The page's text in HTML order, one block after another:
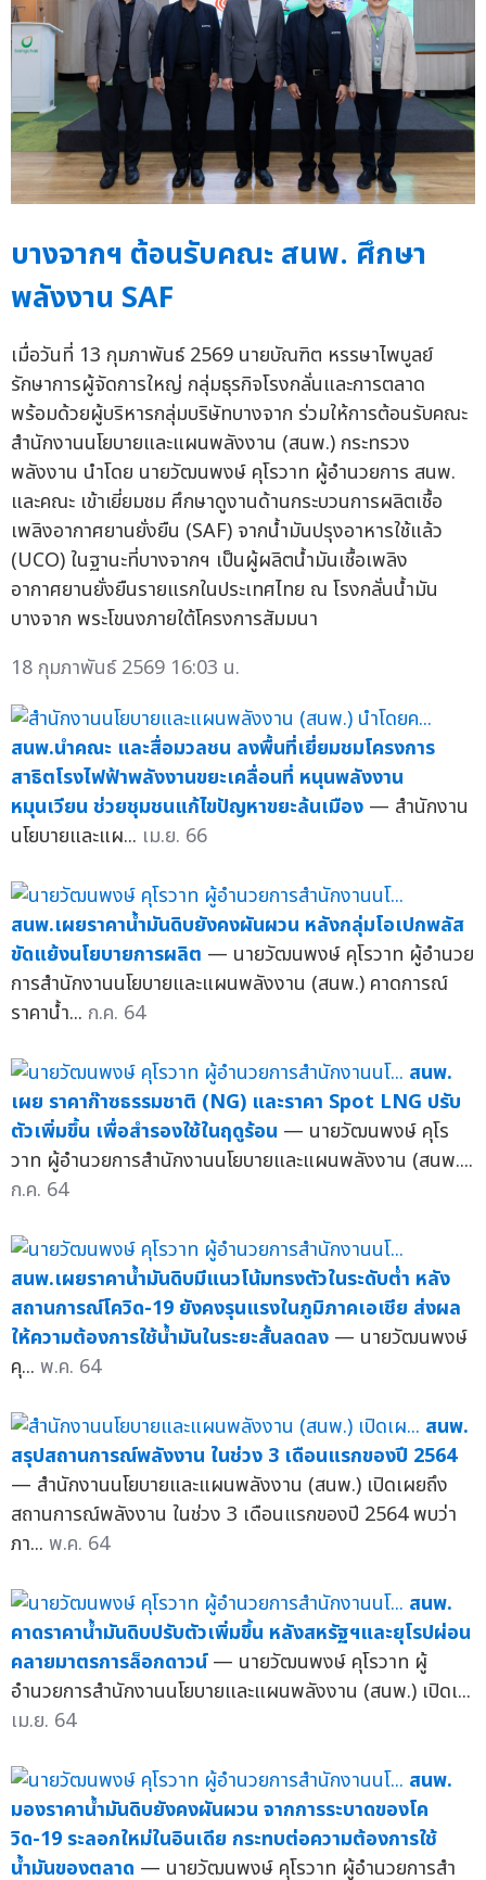
บางจากฯ ต้อนรับคณะ สนพ. ศึกษา
พลังงาน SAF
เมื่อวันที่ 13 กุมภาพันธ์ 2569 นายบัณฑิต หรรษาไพบูลย์
รักษาการผู้จัดการใหญ่ กลุ่มธุรกิจโรงกลั่นและการตลาด
พร้อมด้วยผู้บริหารกลุ่มบริษัทบางจาก ร่วมให้การต้อนรับคณะ
สำนักงานนโยบายและแผนพลังงาน (สนพ.) กระทรวง
พลังงาน นำโดย นายวัฒนพงษ์ คุโรวาท ผู้อำนวยการ สนพ.
และคณะ เข้าเยี่ยมชม ศึกษาดูงานด้านกระบวนการผลิตเชื้อ
เพลิงอากาศยานยั่งยืน (SAF) จากน้ำมันปรุงอาหารใช้แล้ว
(UCO) ในฐานะที่บางจากฯ เป็นผู้ผลิตน้ำมันเชื้อเพลิง
อากาศยานยั่งยืนรายแรกในประเทศไทย ณ โรงกลั่นน้ำมัน
บางจาก พระโขนงภายใต้โครงการสัมมนา
18 กุมภาพันธ์ 2569 16:03 น.
สนพ.นำคณะ และสื่อมวลชน ลงพื้นที่เยี่ยมชมโครงการ
สาธิตโรงไฟฟ้าพลังงานขยะเคลื่อนที่ หนุนพลังงาน
หมุนเวียน ช่วยชุมชนแก้ไขปัญหาขยะล้นเมือง — สำนักงาน
นโยบายและแผ... เม.ย. 66
สนพ.เผยราคาน้ำมันดิบยังคงผันผวน หลังกลุ่มโอเปกพลัส
ขัดแย้งนโยบายการผลิต — นายวัฒนพงษ์ คุโรวาท ผู้อำนวย
การสำนักงานนโยบายและแผนพลังงาน (สนพ.) คาดการณ์
ราคาน้ำ... ก.ค. 64
สนพ.
เผย ราคาก๊าซธรรมชาติ (NG) และราคา Spot LNG ปรับ
ตัวเพิ่มขึ้น เพื่อสำรองใช้ในฤดูร้อน — นายวัฒนพงษ์ คุโร
วาท ผู้อำนวยการสำนักงานนโยบายและแผนพลังงาน (สนพ....
ก.ค. 64
สนพ.เผยราคาน้ำมันดิบมีแนวโน้มทรงตัวในระดับต่ำ หลัง
สถานการณ์โควิด-19 ยังคงรุนแรงในภูมิภาคเอเชีย ส่งผล
ให้ความต้องการใช้น้ำมันในระยะสั้นลดลง — นายวัฒนพงษ์
คุ... พ.ค. 64
สนพ.
สรุปสถานการณ์พลังงาน ในช่วง 3 เดือนแรกของปี 2564
— สำนักงานนโยบายและแผนพลังงาน (สนพ.) เปิดเผยถึง
สถานการณ์พลังงาน ในช่วง 3 เดือนแรกของปี 2564 พบว่า
ภา... พ.ค. 64
สนพ.
คาดราคาน้ำมันดิบปรับตัวเพิ่มขึ้น หลังสหรัฐฯและยุโรปผ่อน
คลายมาตรการล็อกดาวน์ — นายวัฒนพงษ์ คุโรวาท ผู้
อำนวยการสำนักงานนโยบายและแผนพลังงาน (สนพ.) เปิดเ...
เม.ย. 64
สนพ.
มองราคาน้ำมันดิบยังคงผันผวน จากการระบาดของโค
วิด-19 ระลอกใหม่ในอินเดีย กระทบต่อความต้องการใช้
น้ำมันของตลาด — นายวัฒนพงษ์ คุโรวาท ผู้อำนวยการสำ